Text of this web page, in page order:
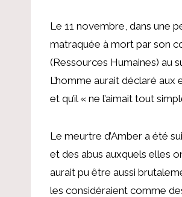
Le 11 novembre, dans une
matraquée à mort par son
(Ressources Humaines) au
L’homme aurait déclaré
et qu’il « ne l’aimait tout
Le meurtre d’Amber a été
et des abus auxquels elles
aurait pu être aussi
les considéraient comme